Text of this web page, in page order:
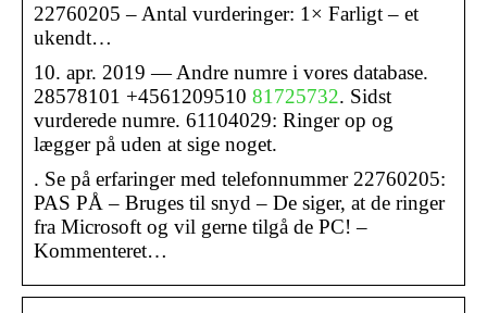
22760205 – Antal vurderinger: 1× Farligt – et
ukendt…
10. apr. 2019 — Andre numre i vores database.
28578101 +4561209510 81725732. Sidst
vurderede numre. 61104029: Ringer op og
lægger på uden at sige noget.
. Se på erfaringer med telefonnummer 22760205:
PAS PÅ – Bruges til snyd – De siger, at de ringer
fra Microsoft og vil gerne tilgå de PC! –
Kommenteret…